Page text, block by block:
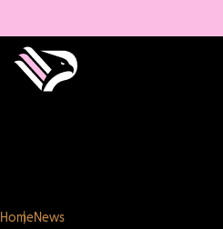
HomeNews